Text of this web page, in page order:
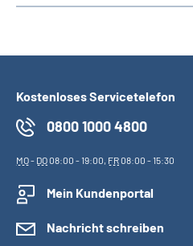
Kostenloses Servicetelefon
0800 1000 4800
MO- DO08:00 - 19:00, FR08:00 - 15:30
Mein Kundenportal
Nachricht schreiben